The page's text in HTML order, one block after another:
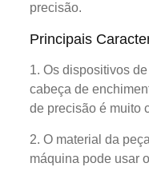
precisão.
Principais
1. Os dispositivos
cabeça de
de precisão é muito
2. O material da
máquina pode usar